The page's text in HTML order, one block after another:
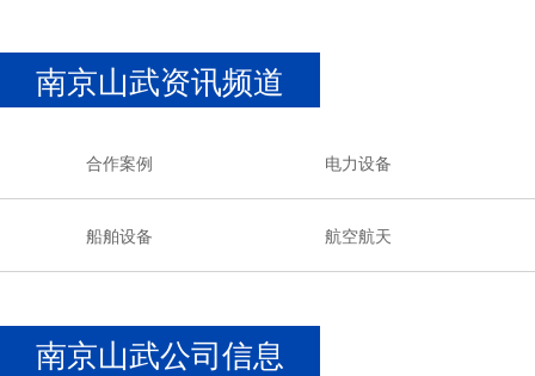
南京山武资讯频道
合作案例 电力设备
船舶设备 航空航天
南京山武公司信息